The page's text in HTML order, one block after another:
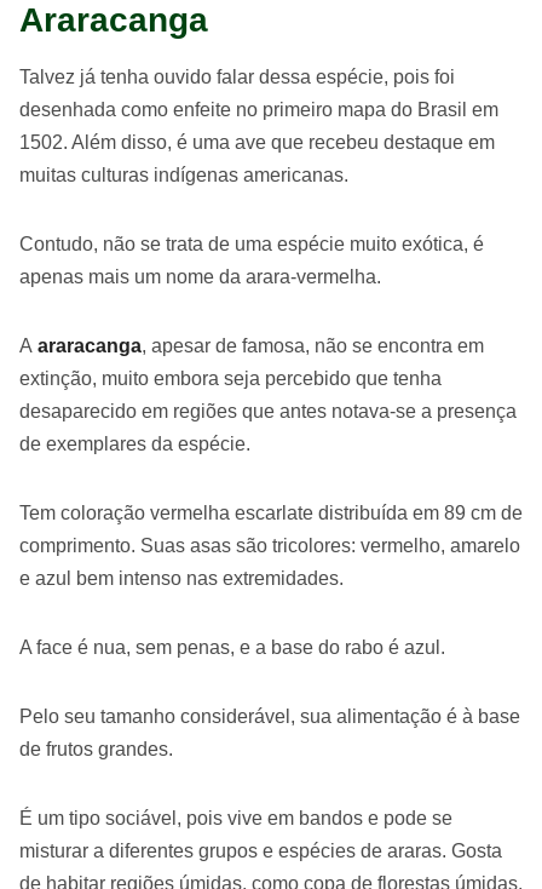
Araracanga
Talvez já tenha ouvido falar dessa espécie, pois foi
desenhada como enfeite no primeiro mapa do Brasil em
1502. Além disso, é uma ave que recebeu destaque em
muitas culturas indígenas americanas.
Contudo, não se trata de uma espécie muito exótica, é
apenas mais um nome da arara-vermelha.
A araracanga, apesar de famosa, não se encontra em
extinção, muito embora seja percebido que tenha
desaparecido em regiões que antes notava-se a presença
de exemplares da espécie.
Tem coloração vermelha escarlate distribuída em 89 cm de
comprimento. Suas asas são tricolores: vermelho, amarelo
e azul bem intenso nas extremidades.
A face é nua, sem penas, e a base do rabo é azul.
Pelo seu tamanho considerável, sua alimentação é à base
de frutos grandes.
É um tipo sociável, pois vive em bandos e pode se
misturar a diferentes grupos e espécies de araras. Gosta
de habitar regiões úmidas, como copa de florestas úmidas,